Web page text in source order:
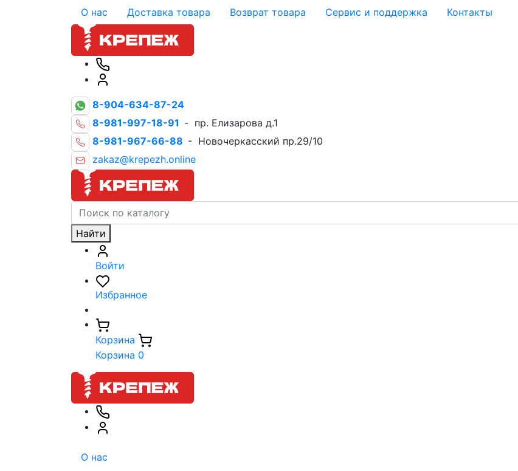
О нас Доставка товара Возврат товара Сервис и поддержка Контакты
8-904-634-87-24
8-981-997-18-91 - пр. Елизарова д.1
8-981-967-66-88 - Новочеркасский пр.29/10
zakaz@krepezh.online
Найти
Войти
Избранное
Корзина
Корзина 0
О нас